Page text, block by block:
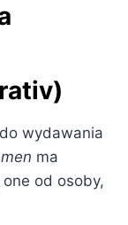
wydawania
ma
od osoby,